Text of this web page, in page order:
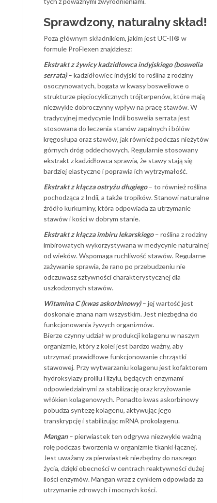
Sprawdzony, naturalny skład!
Poza głównym składnikiem, jakim jest UC-II® w
formule ProFlexen znajdziesz:
Ekstrakt z żywicy kadzidłowca indyjskiego (boswelia
serrata)– kadzidłowiec indyjski to roślina z rodziny
osoczynowatych, bogata w kwasy bosweliowe o
strukturze pięciocyklicznych trójterpenów, które mają
niezwykle dobroczynny wpływ na pracę stawów. W
tradycyjnej medycynie Indii boswelia serrata jest
stosowana do leczenia stanów zapalnych i bólów
kręgosłupa oraz stawów, jak również podczas nieżytów
górnych dróg oddechowych. Regularnie stosowany
ekstrakt z kadzidłowca sprawia, że stawy stają się
bardziej elastyczne i poprawia ich wytrzymałość.
Ekstrakt z kłącza ostryżu długiego– to również roślina
pochodząca z Indii, a także tropików. Stanowi naturalne
źródło kurkuminy, która odpowiada za utrzymanie
stawów i kości w dobrym stanie.
Ekstrakt z kłącza imbiru lekarskiego– roślina z rodziny
imbirowatych wykorzystywana w medycynie naturalnej
od wieków. Wspomaga ruchliwość stawów. Regularne
zażywanie sprawia, że rano po przebudzeniu nie
odczuwasz sztywności charakterystycznej dla
uszkodzonych stawów.
Witamina C (kwas askorbinowy)– jej wartość jest
doskonale znana nam wszystkim. Jest niezbędna do
funkcjonowania żywych organizmów.
Bierze czynny udział w produkcji kolagenu w naszym
organizmie, który z kolei jest bardzo ważny, aby
utrzymać prawidłowe funkcjonowanie chrząstki
stawowej. Przy wytwarzaniu kolagenu jest kofaktorem
hydroksylazy prolilu i lizylu, będących enzymami
odpowiedzialnymi za stabilizację oraz krzyżowanie
włókien kolagenowych. Ponadto kwas askorbinowy
pobudza syntezę kolagenu, aktywując jego
transkrypcję i stabilizując mRNA prokolagenu.
Mangan– pierwiastek ten odgrywa niezwykle ważną
rolę podczas tworzenia w organizmie tkanki łącznej.
Jest uważany za pierwiastek niezbędny do naszego
życia, dzięki obecności w centrach reaktywności dużej
ilości enzymów. Mangan wraz z cynkiem odpowiada za
utrzymanie zdrowych i mocnych kości.